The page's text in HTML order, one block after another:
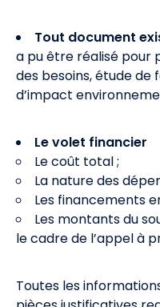
Tout document
a pu être réalisé pour
des besoins, étude de
d’impact
Le volet financier
Le coût total ;
La nature des
Les financements
Les montants du
le cadre de l’appel à
Toutes les